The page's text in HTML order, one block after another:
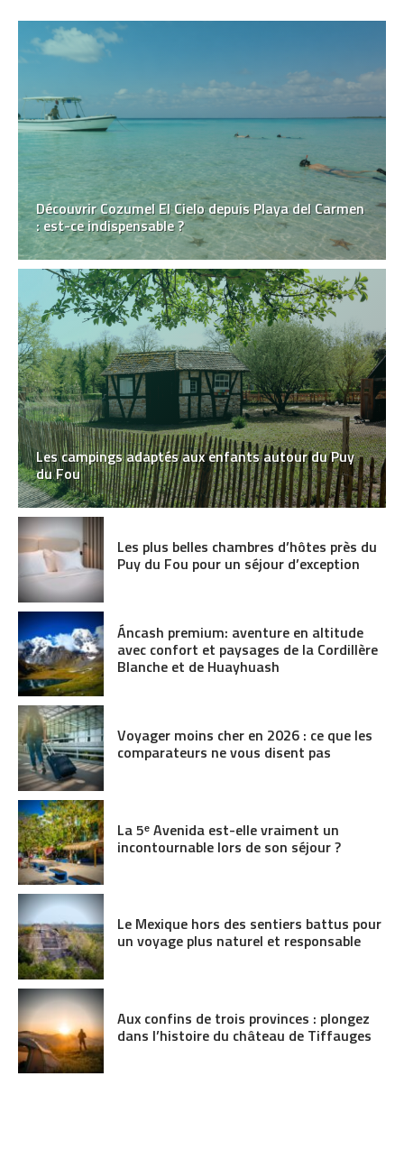
Découvrir Cozumel El Cielo depuis Playa del Carmen
: est-ce indispensable ?
Les campings adaptés aux enfants autour du Puy
du Fou
Les plus belles chambres d’hôtes près du
Puy du Fou pour un séjour d’exception
Áncash premium: aventure en altitude
avec confort et paysages de la Cordillère
Blanche et de Huayhuash
Voyager moins cher en 2026 : ce que les
comparateurs ne vous disent pas
La 5ᵉ Avenida est-elle vraiment un
incontournable lors de son séjour ?
Le Mexique hors des sentiers battus pour
un voyage plus naturel et responsable
Aux confins de trois provinces : plongez
dans l’histoire du château de Tiffauges